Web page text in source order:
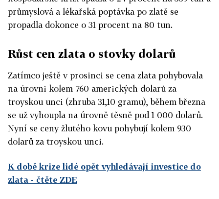
průmyslová a lékařská poptávka po zlatě se
propadla dokonce o 31 procent na 80 tun.
Růst cen zlata o stovky dolarů
Zatímco ještě v prosinci se cena zlata pohybovala
na úrovni kolem 760 amerických dolarů za
troyskou unci (zhruba 31,10 gramu), během března
se už vyhoupla na úrovně těsně pod 1 000 dolarů.
Nyní se ceny žlutého kovu pohybují kolem 930
dolarů za troyskou unci.
K době krize lidé opět vyhledávají investice do
zlata - čtěte ZDE